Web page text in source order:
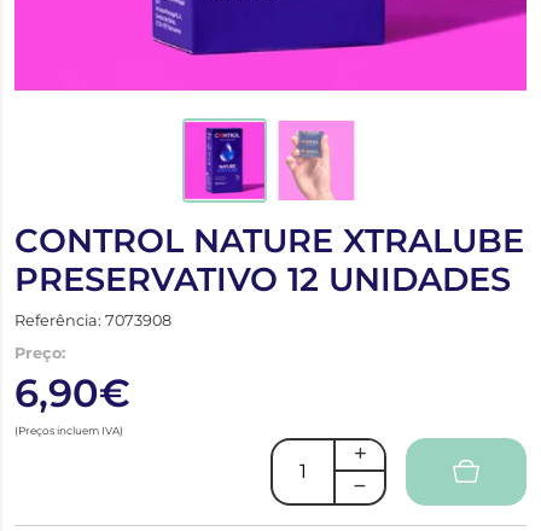
CONTROL NATURE XTRALUBE
PRESERVATIVO 12 UNIDADES
Referência: 7073908
Preço:
6,90€
(Preços incluem IVA)